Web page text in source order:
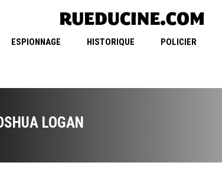
ESPIONNAGE HISTORIQUE POLICIER
LOGAN